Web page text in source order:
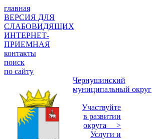
главная
ВЕРСИЯ ДЛЯ
СЛАБОВИДЯЩИХ
ИНТЕРНЕТ-
ПРИЕМНАЯ
контакты
поиск
по сайту
Чернушинский
муниципальный округ
Участвуйте
в развитии
округа >
Услуги и